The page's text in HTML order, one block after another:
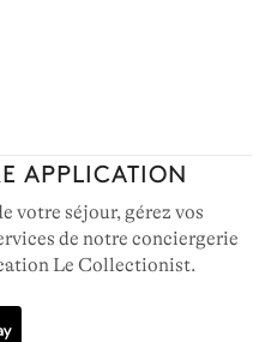
APPLICATION
votre séjour, gérez vos
de notre conciergerie
Le Collectionist.